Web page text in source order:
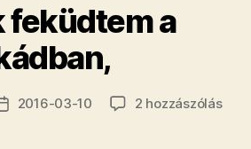
feküdtem a
Bejegyzés
2016-03-10 2 hozzászólás